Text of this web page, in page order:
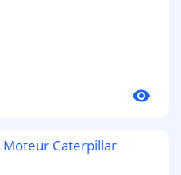
visibility
Moteur Caterpillar